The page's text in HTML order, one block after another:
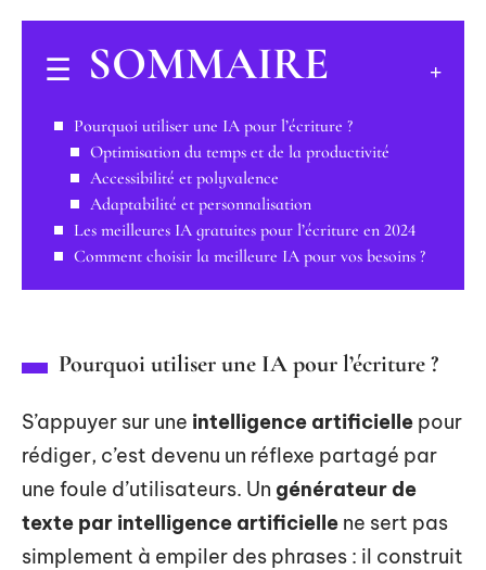
SOMMAIRE
Pourquoi utiliser une IA pour l’écriture ?
Optimisation du temps et de la productivité
Accessibilité et polyvalence
Adaptabilité et personnalisation
Les meilleures IA gratuites pour l’écriture en 2024
Comment choisir la meilleure IA pour vos besoins ?
Pourquoi utiliser une IA pour l’écriture ?
S’appuyer sur une intelligence artificielle pour
rédiger, c’est devenu un réflexe partagé par
une foule d’utilisateurs. Un générateur de
texte par intelligence artificielle ne sert pas
simplement à empiler des phrases : il construit